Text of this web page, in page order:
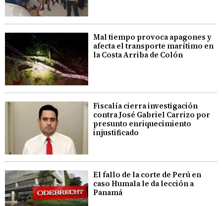
Mal tiempo provoca apagones y
afecta el transporte marítimo en
la Costa Arriba de Colón
Fiscalía cierra investigación
contra José Gabriel Carrizo por
presunto enriquecimiento
injustificado
El fallo de la corte de Perú en
caso Humala le da lección a
Panamá